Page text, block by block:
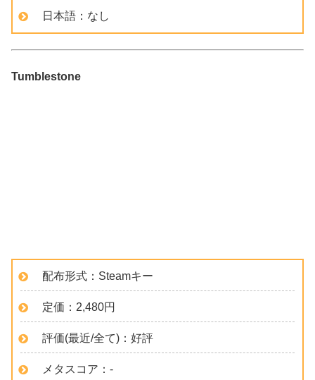
日本語：なし
Tumblestone
配布形式：Steamキー
定価：2,480円
評価(最近/全て)：好評
メタスコア：-